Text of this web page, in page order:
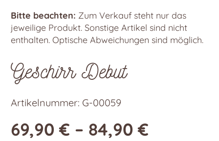
Bitte beachten: Zum Verkauf steht nur das
jeweilige Produkt. Sonstige Artikel sind nicht
enthalten. Optische Abweichungen sind möglich.
Geschirr Debut
Artikelnummer: G-00059
69,90€ – 84,90€